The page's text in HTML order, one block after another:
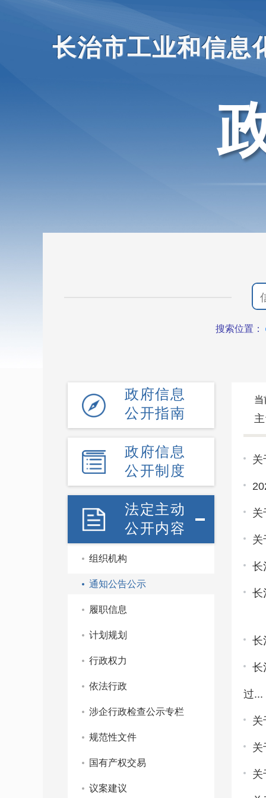
长治市工业和信息
搜索位置：
政府信息
公开指南
政府信息
公开制度
法定主动
公开内容
组织机构
通知公告公示
履职信息
计划规划
行政权力
依法行政
涉企行政检查公示专栏
规范性文件
国有产权交易
议案建议
当
关
关
关
长
长
长
长
过...
关
关
关